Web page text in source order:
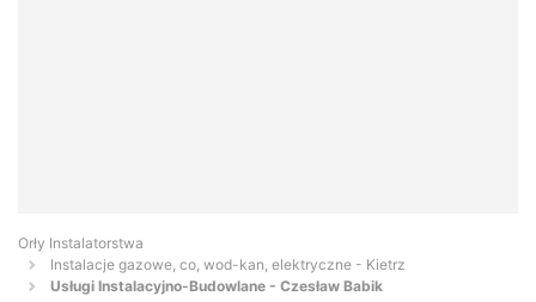
Orły Instalatorstwa
Instalacje gazowe, co, wod-kan, elektryczne - Kietrz
Usługi Instalacyjno-Budowlane - Czesław Babik